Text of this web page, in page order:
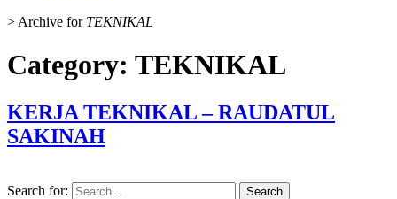
> Archive for TEKNIKAL
Category: TEKNIKAL
KERJA TEKNIKAL – RAUDATUL
SAKINAH
Search for: